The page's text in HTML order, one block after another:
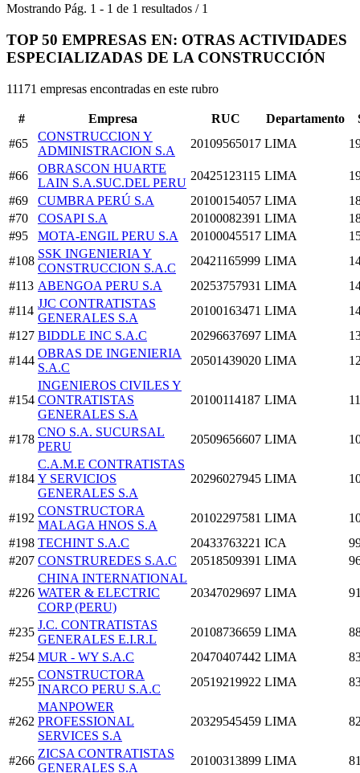
Mostrando Pág. 1 - 1 de 1 resultados / 1
TOP 50 EMPRESAS EN: OTRAS ACTIVIDADES
ESPECIALIZADAS DE LA CONSTRUCCIÓN
11171 empresas encontradas en este rubro
# Empresa RUC Departamento
#65
CONSTRUCCION Y
ADMINISTRACION S.A
20109565017 LIMA
#66
OBRASCON HUARTE
LAIN S.A.SUC.DEL PERU
20425123115 LIMA
#69
CUMBRA PERÚ S.A 20100154057 LIMA
#70
COSAPI S.A 20100082391 LIMA
#95
MOTA-ENGIL PERU S.A 20100045517 LIMA
#108
SSK INGENIERIA Y
CONSTRUCCION S.A.C
20421165999 LIMA
#113 ABENGOA PERU S.A 20253757931 LIMA
#114
JJC CONTRATISTAS
GENERALES S.A
20100163471 LIMA
#127 BIDDLE INC S.A.C 20296637697 LIMA
#144
OBRAS DE INGENIERIA
S.A.C
20501439020 LIMA
#154
INGENIEROS CIVILES Y
CONTRATISTAS
GENERALES S.A
20100114187 LIMA
#178
CNO S.A. SUCURSAL
PERU
20509656607 LIMA
#184
C.A.M.E CONTRATISTAS
Y SERVICIOS
GENERALES S.A
20296027945 LIMA
#192
CONSTRUCTORA
MALAGA HNOS S.A
20102297581 LIMA
#198 TECHINT S.A.C 20433763221 ICA
#207 CONSTRUREDES S.A.C 20518509391 LIMA
#226
CHINA INTERNATIONAL
WATER & ELECTRIC
CORP (PERU)
20347029697 LIMA
#235
J.C. CONTRATISTAS
GENERALES E.I.R.L
20108736659 LIMA
#254 MUR - WY S.A.C 20470407442 LIMA
#255
CONSTRUCTORA
INARCO PERU S.A.C
20519219922 LIMA
#262
MANPOWER
PROFESSIONAL
SERVICES S.A
20329545459 LIMA
#266
ZICSA CONTRATISTAS
GENERALES S.A
20100313899 LIMA